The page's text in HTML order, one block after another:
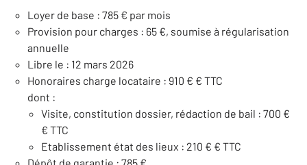
Loyer de base : 785 € par mois
Provision pour charges : 65 €, soumise à régularisation
annuelle
Libre le : 12 mars 2026
Honoraires charge locataire : 910 € € TTC
dont :
Visite, constitution dossier, rédaction de bail : 700 €
€ TTC
Etablissement état des lieux : 210 € € TTC